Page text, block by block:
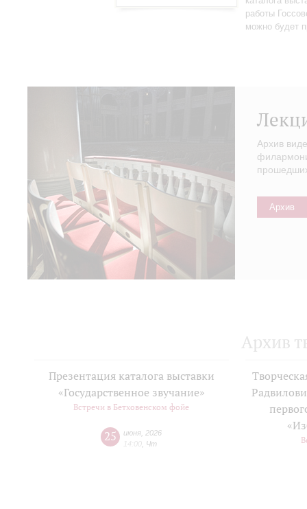
работы
можно будет
Архив
Архив
Архив
Презентация каталога выставки
«Государственное звучание»
Встречи в Бетховенском фойе
25 июня 2026
14:00 Чт